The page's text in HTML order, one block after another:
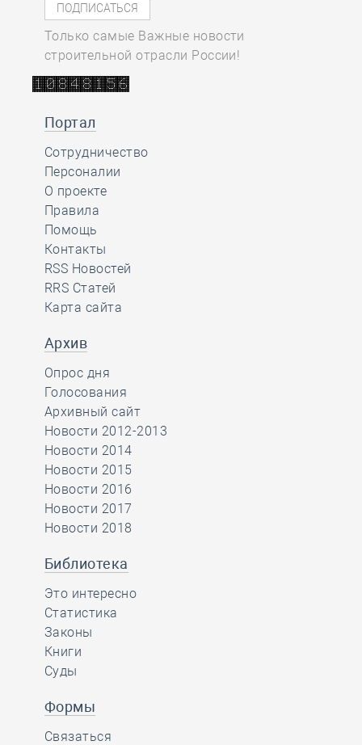
Только самые Важные новости
строительной отрасли России!
Портал
Сотрудничество
Персоналии
О проекте
Правила
Помощь
Контакты
RSS Новостей
RRS Статей
Карта сайта
Архив
Опрос дня
Голосования
Архивный сайт
Новости 2012-2013
Новости 2014
Новости 2015
Новости 2016
Новости 2017
Новости 2018
Библиотека
Это интересно
Статистика
Законы
Книги
Суды
Формы
Связаться